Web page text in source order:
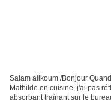
Salam alikoum /Bonjour
Mathilde en cuisine, j'ai pas
absorbant traînant sur le